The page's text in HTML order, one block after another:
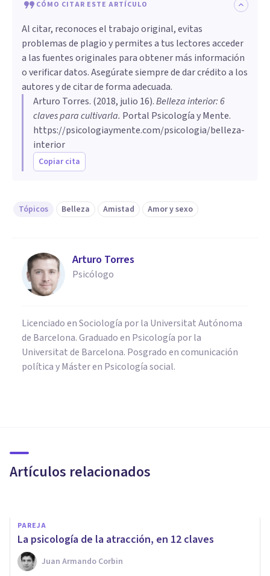
CÓMO CITAR ESTE ARTÍCULO
Al citar, reconoces el trabajo original, evitas
problemas de plagio y permites a tus lectores acceder
a las fuentes originales para obtener más información
o verificar datos. Asegúrate siempre de dar crédito a los
autores y de citar de forma adecuada.
Arturo Torres. (2018, julio 16).Belleza interior: 6
claves para cultivarla. Portal Psicología y Mente.
https://psicologiaymente.com/psicologia/belleza-
interior
Copiar cita
Tópicos Belleza Amistad Amor y sexo
Arturo Torres
Psicólogo
Licenciado en Sociología por la Universitat Autónoma
de Barcelona. Graduado en Psicología por la
Universitat de Barcelona. Posgrado en comunicación
política y Máster en Psicología social.
Artículos relacionados
combatirla
PAREJA
​La psicología de la atracción, en 12 claves
Juan Armando Corbin